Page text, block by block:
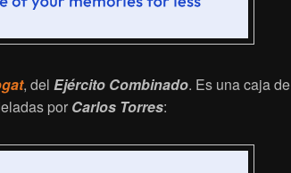
, del Ejército Combinado. Es una caja de
por Carlos Torres: